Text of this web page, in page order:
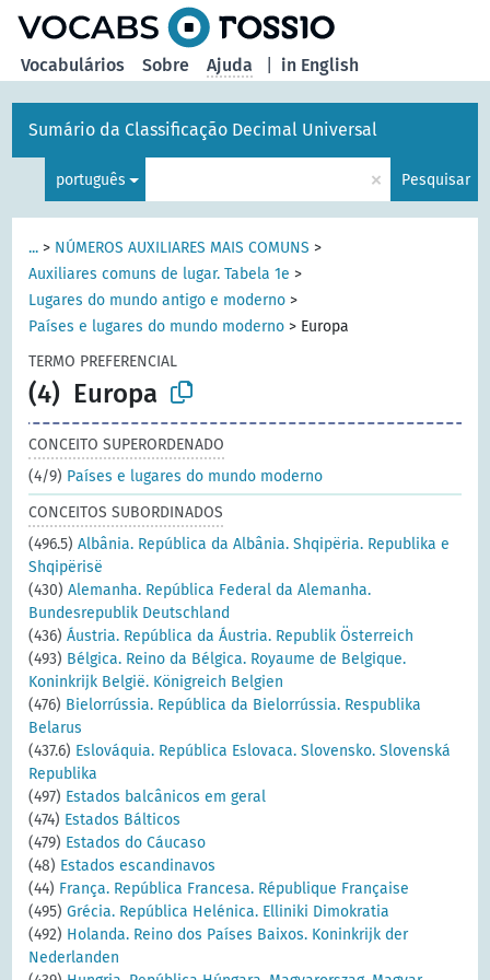
in English
Vocabulários Sobre Ajuda
Sumário da Classificação Decimal Universal
português × Pesquisar
... > NÚMEROS AUXILIARES MAIS COMUNS >
Auxiliares comuns de lugar. Tabela 1e >
Lugares do mundo antigo e moderno >
Países e lugares do mundo moderno > Europa
TERMO PREFERENCIAL
(4) Europa
CONCEITO SUPERORDENADO
(4/9) Países e lugares do mundo moderno
CONCEITOS SUBORDINADOS
(496.5)Albânia. República da Albânia. Shqipëria. Republika e
Shqipërisë
(430)Alemanha. República Federal da Alemanha.
Bundesrepublik Deutschland
(436)Áustria. República da Áustria. Republik Österreich
(493) Bélgica. Reino da Bélgica. Royaume de Belgique.
Koninkrijk België. Königreich Belgien
(476) Bielorrússia. República da Bielorrússia. Respublika
Belarus
(437.6) Eslováquia. República Eslovaca. Slovensko. Slovenská
Republika
(497) Estados balcânicos em geral
(474) Estados Bálticos
(479) Estados do Cáucaso
(48) Estados escandinavos
(44) França. República Francesa. République Française
(495)Grécia. República Helénica. Elliniki Dimokratia
(492) Holanda. Reino dos Países Baixos. Koninkrijk der
Nederlanden